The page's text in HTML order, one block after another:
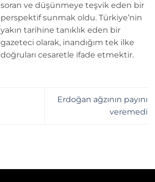
soran ve düşünmeye teşvik eden bir
perspektif sunmak oldu. Türkiye’nin
yakın tarihine tanıklık eden bir
gazeteci olarak, inandığım tek ilke
doğruları cesaretle ifade etmektir.
Erdoğan ağzının payını
veremedi